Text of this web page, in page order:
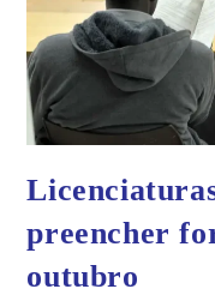
preencher
outubro